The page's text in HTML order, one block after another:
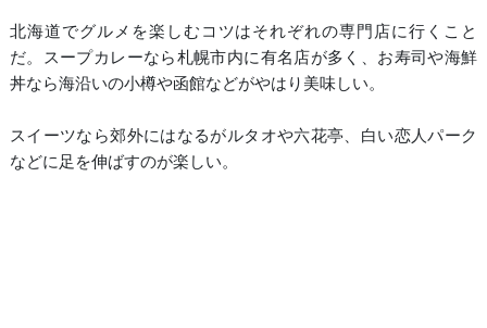
北海道でグルメを楽しむコツはそれぞれの専門店に行くこと
だ。スープカレーなら札幌市内に有名店が多く、お寿司や海鮮
丼なら海沿いの小樽や函館などがやはり美味しい。
スイーツなら郊外にはなるがルタオや六花亭、白い恋人パーク
などに足を伸ばすのが楽しい。